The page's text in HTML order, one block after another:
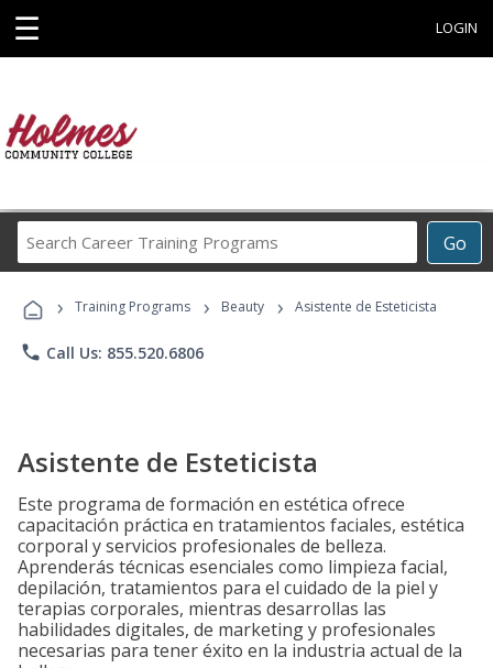
☰ LOGIN
Go
Career
Programs
› Training Programs › Beauty › Asistente de Esteticista
phone Call Us: 855.520.6806
Asistente de Esteticista
Este programa de formación en estética ofrece
capacitación práctica en tratamientos faciales, estética
corporal y servicios profesionales de belleza.
Aprenderás técnicas esenciales como limpieza facial,
depilación, tratamientos para el cuidado de la piel y
terapias corporales, mientras desarrollas las
habilidades digitales, de marketing y profesionales
necesarias para tener éxito en la industria actual de la